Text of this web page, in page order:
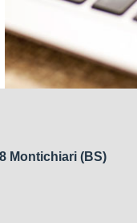
Montichiari (BS)